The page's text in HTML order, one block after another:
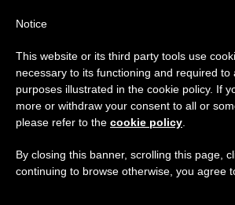
الكنيسة في عملية
السلام
Notice
This website or its third party tools use
necessary to its functioning and required to
purposes illustrated in the cookie policy. If
more or withdraw your consent to all or
please refer to the cookie policy
By closing this banner, scrolling this page,
continuing to browse otherwise, you agree